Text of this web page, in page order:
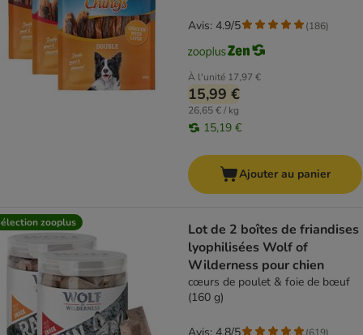
À l'unité 17,97 €
15,99 €
26,65 € / kg
15,19 €
Avis: 4.9/5 (186)
Ajouter au panier
zooplus
Lot de 2 boîtes de friandises
lyophilisées Wolf of
Wilderness pour chien
cœurs de poulet & foie de bœuf
(160 g)
(619)